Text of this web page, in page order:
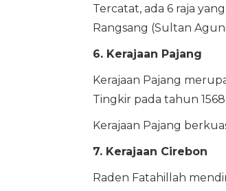
Tercatat, ada 6 raja
Rangsang (Sultan
6. Kerajaan Pajang
Kerajaan Pajang
Tingkir pada tahun
Kerajaan Pajang
7. Kerajaan Cirebon
Raden Fatahillah